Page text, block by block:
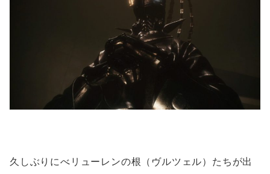
久しぶりにべリューレンの根（ヴルツェル）たちが出